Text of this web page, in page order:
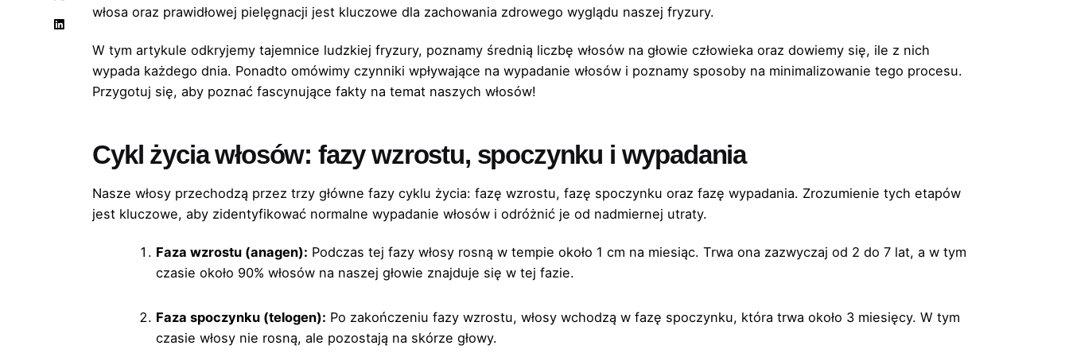
włosa oraz prawidłowej pielęgnacji jest kluczowe dla zachowania zdrowego wyglądu naszej fryzury.
W tym artykule odkryjemy tajemnice ludzkiej fryzury, poznamy średnią liczbę włosów na głowie człowieka oraz dowiemy się, ile z nich
wypada każdego dnia. Ponadto omówimy czynniki wpływające na wypadanie włosów i poznamy sposoby na minimalizowanie tego procesu.
Przygotuj się, aby poznać fascynujące fakty na temat naszych włosów!
Cykl życia włosów: fazy wzrostu, spoczynku i wypadania
Nasze włosy przechodzą przez trzy główne fazy cyklu życia: fazę wzrostu, fazę spoczynku oraz fazę wypadania. Zrozumienie tych etapów
jest kluczowe, aby zidentyfikować normalne wypadanie włosów i odróżnić je od nadmiernej utraty.
Faza wzrostu (anagen): Podczas tej fazy włosy rosną w tempie około 1 cm na miesiąc. Trwa ona zazwyczaj od 2 do 7 lat, a w tym
czasie około 90% włosów na naszej głowie znajduje się w tej fazie.
Faza spoczynku (telogen): Po zakończeniu fazy wzrostu, włosy wchodzą w fazę spoczynku, która trwa około 3 miesięcy. W tym
czasie włosy nie rosną, ale pozostają na skórze głowy.